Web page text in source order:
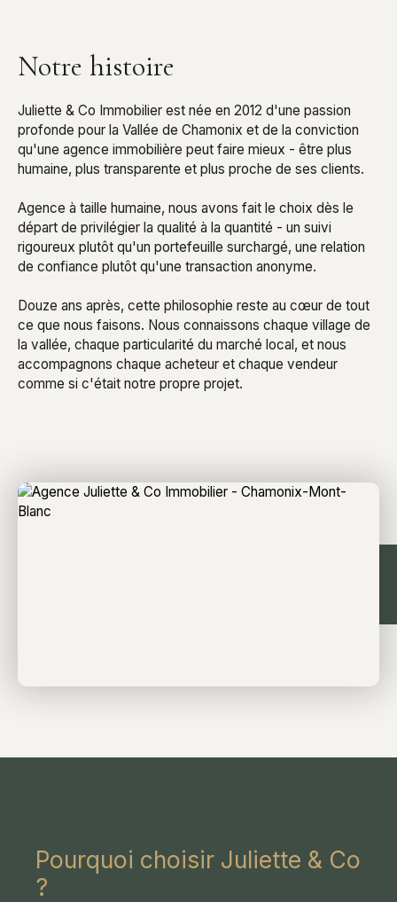
Notre histoire
Juliette & Co Immobilier est née en 2012 d'une passion
profonde pour la Vallée de Chamonix et de la conviction
qu'une agence immobilière peut faire mieux - être plus
humaine, plus transparente et plus proche de ses clients.
Agence à taille humaine, nous avons fait le choix dès le
départ de privilégier la qualité à la quantité - un suivi
rigoureux plutôt qu'un portefeuille surchargé, une relation
de confiance plutôt qu'une transaction anonyme.
Douze ans après, cette philosophie reste au cœur de tout
ce que nous faisons. Nous connaissons chaque village de
la vallée, chaque particularité du marché local, et nous
accompagnons chaque acheteur et chaque vendeur
comme si c'était notre propre projet.
Pourquoi choisir Juliette & Co
?